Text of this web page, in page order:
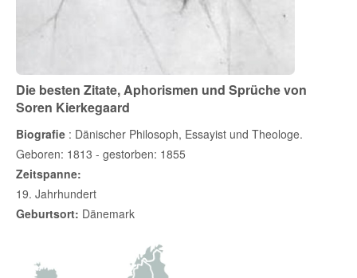
Die besten Zitate, Aphorismen und Sprüche von
Soren Kierkegaard
Biografie : Dänischer Philosoph, Essayist und Theologe.
Geboren: 1813 - gestorben: 1855
Zeitspanne:
19. Jahrhundert
Geburtsort: Dänemark